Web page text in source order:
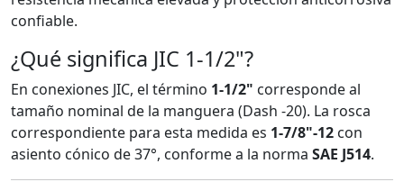
confiable.
¿Qué significa JIC 1-1/2"?
En conexiones JIC, el término 1-1/2" corresponde al
tamaño nominal de la manguera (Dash -20). La rosca
correspondiente para esta medida es 1-7/8"-12 con
asiento cónico de 37°, conforme a la norma SAE J514.